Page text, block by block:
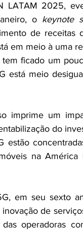
LATAM 2025,
o keynote
de receitas
em meio à uma
ficado um
está meio
imprime um
do
estão
na América
em seu sexto
de
operadoras